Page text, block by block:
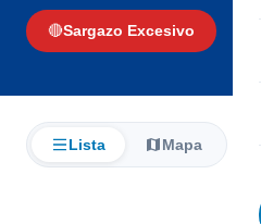
🔴Sargazo Excesivo
Lista Mapa